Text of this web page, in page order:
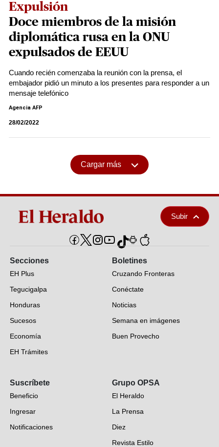
Expulsión
Doce miembros de la misión
diplomática rusa en la ONU
expulsados de EEUU
Cuando recién comenzaba la reunión con la prensa, el
embajador pidió un minuto a los presentes para responder a un
mensaje telefónico
Agencia AFP
28/02/2022
Cargar más
Subir
Secciones
EH Plus
Tegucigalpa
Honduras
Sucesos
Economía
EH Trámites
EH Verifica
Fotogalerías
Deportes
Videos
Boletines
Cruzando Fronteras
Conéctate
Noticias
Semana en imágenes
Buen Provecho
Suscríbete
Beneficio
Ingresar
Notificaciones
Grupo OPSA
El Heraldo
La Prensa
Diez
Revista Estilo